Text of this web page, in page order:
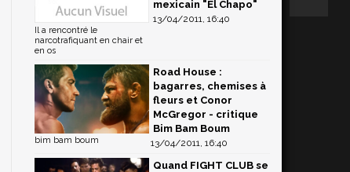
mexicain "El Chapo"
13/04/2011, 16:40
Il a rencontré le
narcotrafiquant en chair et
en os
Road House :
bagarres, chemises à
fleurs et Conor
McGregor - critique
Bim Bam Boum
13/04/2011, 16:40
bim bam boum
Quand FIGHT CLUB se